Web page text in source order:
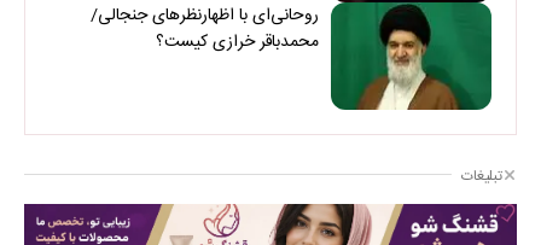
روحانی‌ای با اظهارنظرهای جنجالی/
محمدباقر خرازی کیست؟
تبلیغات